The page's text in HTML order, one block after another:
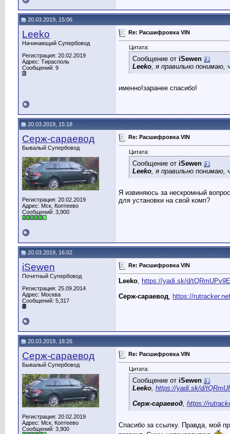
20.03.2019, 15:06
Leeko
Начинающий Супербовод
Регистрация: 20.02.2019
Адрес: Тирасполь
Сообщений: 9
Re: Расшифровка VIN
Цитата:
Сообщение от iSewen
Leeko, я правильно
именно!заранее спасибо!
20.03.2019, 15:18
Серж-сараевод
Бывалый Супербовод
Регистрация: 20.02.2019
Адрес: Мск, Коптеево
Сообщений: 3,900
Re: Расшифровка VIN
Цитата:
Сообщение от iSewen
Leeko, я правильно
Я извиняюсь за нескромный
для установки на свой комп?
20.03.2019, 16:02
iSewen
Почетный Супербовод
Регистрация: 25.09.2014
Адрес: Москва
Сообщений: 5,317
Re: Расшифровка VIN
Leeko, https://yadi.sk/d/
Серж-сараевод, https://
20.03.2019, 18:26
Серж-сараевод
Бывалый Супербовод
Регистрация: 20.02.2019
Адрес: Мск, Коптеево
Сообщений: 3,900
Re: Расшифровка VIN
Цитата:
Сообщение от iSewen
Leeko, https://yadi.sk/d/
Серж-сараевод, https://
Спасибо за ссылку. Правда, мой